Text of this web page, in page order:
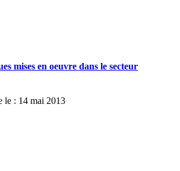
mises en oeuvre dans le secteur
le : 14 mai 2013